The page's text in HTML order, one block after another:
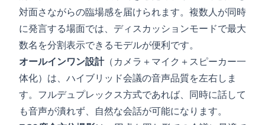
対面さながらの臨場感を届けられます。複数人が同時
に発言する場面では、ディスカッションモードで最大
数名を分割表示できるモデルが便利です。
オールインワン設計（カメラ＋マイク＋スピーカー一
体化）は、ハイブリッド会議の音声品質を左右しま
す。フルデュプレックス方式であれば、同時に話して
も音声が潰れず、自然な会話が可能になります。